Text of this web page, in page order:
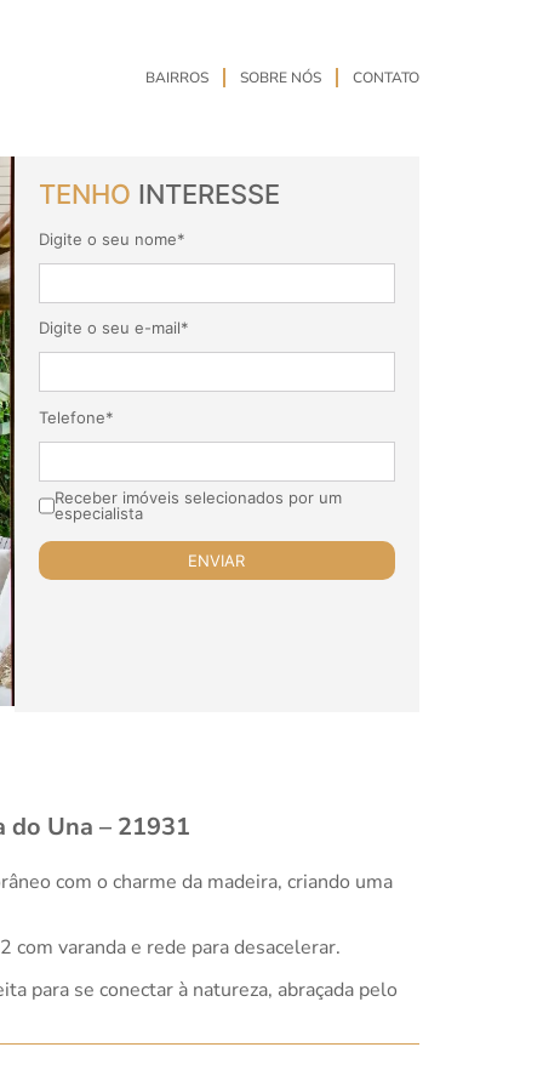
BAIRROS SOBRE NÓS CONTATO
TENHO INTERESSE
Digite o seu nome*
Digite o seu e-mail*
Telefone*
Receber imóveis selecionados por um
especialista
do Una – 21931
com o charme da madeira, criando uma
com varanda e rede para desacelerar.
para se conectar à natureza, abraçada pelo